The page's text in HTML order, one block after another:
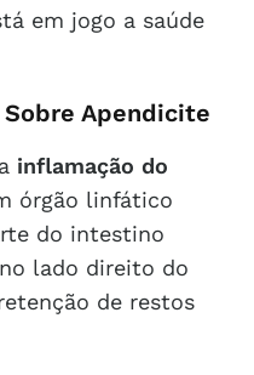
em jogo a saúde
Apendicite
inflamação do
órgão linfático
do intestino
lado direito do
de restos